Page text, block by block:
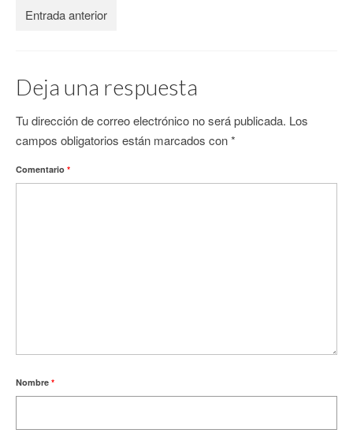
Entrada anterior
Deja una respuesta
Tu dirección de correo electrónico no será publicada. Los
campos obligatorios están marcados con*
Comentario *
Nombre *